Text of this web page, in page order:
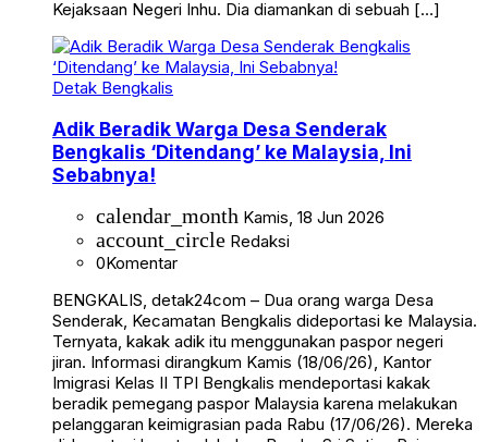
Kejaksaan Negeri Inhu. Dia diamankan di sebuah […]
Detak Bengkalis
Adik Beradik Warga Desa Senderak
Bengkalis ‘Ditendang’ ke Malaysia, Ini
Sebabnya!
calendar_month Kamis, 18 Jun 2026
account_circle Redaksi
0Komentar
BENGKALIS, detak24com – Dua orang warga Desa
Senderak, Kecamatan Bengkalis dideportasi ke Malaysia.
Ternyata, kakak adik itu menggunakan paspor negeri
jiran. Informasi dirangkum Kamis (18/06/26), Kantor
Imigrasi Kelas II TPI Bengkalis mendeportasi kakak
beradik pemegang paspor Malaysia karena melakukan
pelanggaran keimigrasian pada Rabu (17/06/26). Mereka